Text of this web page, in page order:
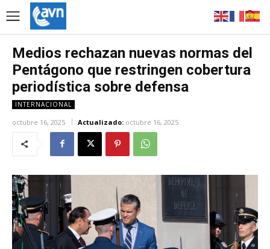
Medios rechazan nuevas normas del
Pentágono que restringen cobertura
periodística sobre defensa
INTERNACIONAL
octubre 16, 2025 Actualizado: octubre 16, 2025